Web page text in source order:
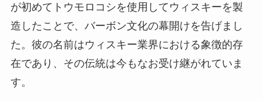
が初めてトウモロコシを使用してウィスキーを製
造したことで、バーボン文化の幕開けを告げまし
た。彼の名前はウィスキー業界における象徴的存
在であり、その伝統は今もなお受け継がれていま
す。